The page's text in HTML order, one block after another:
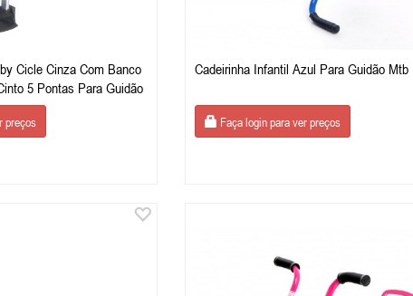
Cicle Cinza Com Banco
5 Pontas Para Guidão
preços
Cadeirinha Infantil Azul Para Guidão Mtb
Faça login para ver preços